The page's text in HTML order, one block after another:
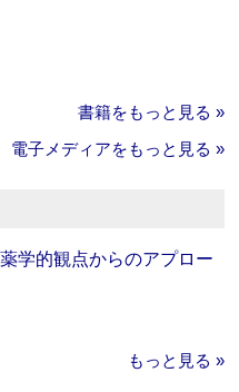
書籍をもっと見る »
電子メディアをもっと見る »
学的観点からのアプロー
もっと見る »